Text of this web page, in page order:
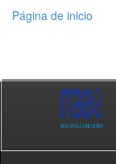
Página de inicio